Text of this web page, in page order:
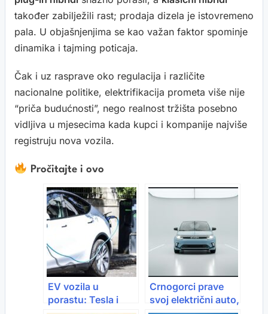
također zabilježili rast; prodaja dizela je istovremeno
pala. U objašnjenjima se kao važan faktor spominje
dinamika i tajming poticaja.
Čak i uz rasprave oko regulacija i različite
nacionalne politike, elektrifikacija prometa više nije
“priča budućnosti”, nego realnost tržišta posebno
vidljiva u mjesecima kada kupci i kompanije najviše
registruju nova vozila.
Pročitajte i ovo
EV vozila u
porastu: Tesla i
Crnogorci prave
svoj električni auto,